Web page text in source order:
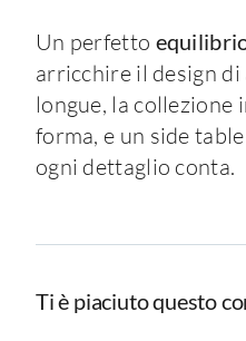
Un perfetto
arricchire il design
longue, la collezione
forma, e un side
ogni dettaglio conta.
Ti è piaciuto questo